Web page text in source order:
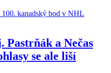
Pastrňák a Nečas
se ale liší